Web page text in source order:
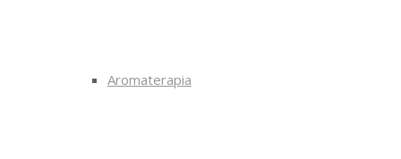
Aromaterapia